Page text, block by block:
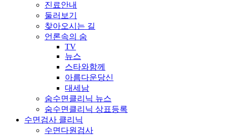
진료안내
둘러보기
찾아오시는 길
언론속의 숨
TV
뉴스
스타와함께
아름다운당신
대세남
숨수면클리닉 뉴스
숨수면클리닉 상표등록
수면검사 클리닉
수면다원검사